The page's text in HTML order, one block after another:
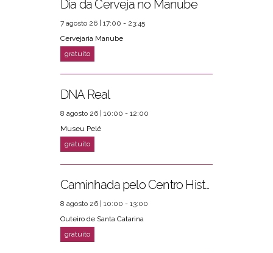
Dia da Cerveja no Manube
7 agosto 26 | 17:00 - 23:45
Cervejaria Manube
DNA Real
8 agosto 26 | 10:00 - 12:00
Museu Pelé
Caminhada pelo Centro Histórico
8 agosto 26 | 10:00 - 13:00
Outeiro de Santa Catarina